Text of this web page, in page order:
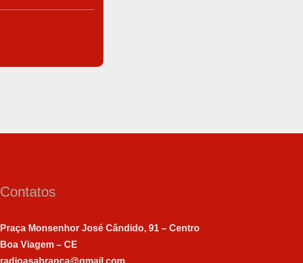
Contatos
Praça Monsenhor José Cândido, 91 – Centro
Boa Viagem – CE
radioasabranca@gmail.com